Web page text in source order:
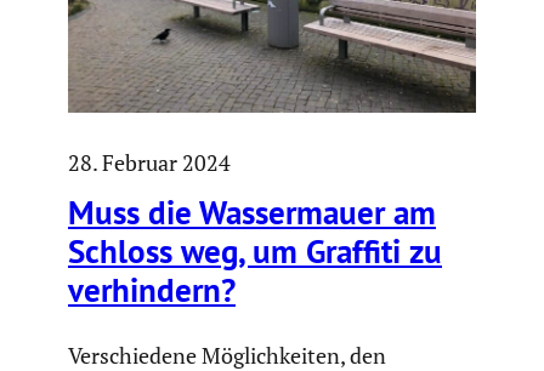
28. Februar 2024
Muss die Wasser­mauer am
Schloss weg, um Graffiti zu
verhin­dern?
Verschiedene Möglichkeiten, den